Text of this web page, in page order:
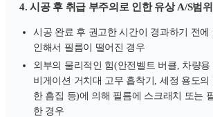
4. 시공 후 취급 부주의로 인한 유상 A/S범위
시공 완료 후 권고한 시간이 경과하기 전에
인해서 필름이 떨어진 경우
외부의 물리적인 힘(안전벨트 버클, 차량용
비게이션 거치대 고무 흡착기, 세정 용도의
한 흠집 등)에 의해 필름에 스크래치 또는
한 경우